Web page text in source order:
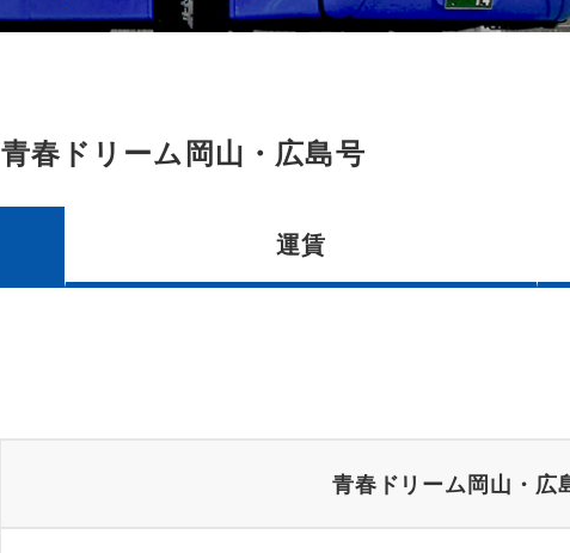
青春ドリーム岡山・広島号
運賃
青春ドリーム岡山・広